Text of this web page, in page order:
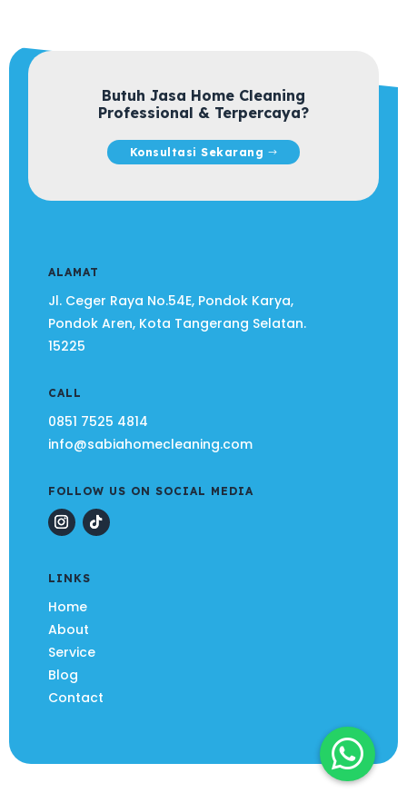
Butuh Jasa Home Cleaning
Professional & Terpercaya?
Konsultasi Sekarang
ALAMAT
Jl. Ceger Raya No.54E, Pondok Karya,
Pondok Aren, Kota Tangerang Selatan.
15225
CALL
0851 7525 4814
info@sabiahomecleaning.com
FOLLOW US ON SOCIAL MEDIA
LINKS
Home
About
Service
Blog
Contact
